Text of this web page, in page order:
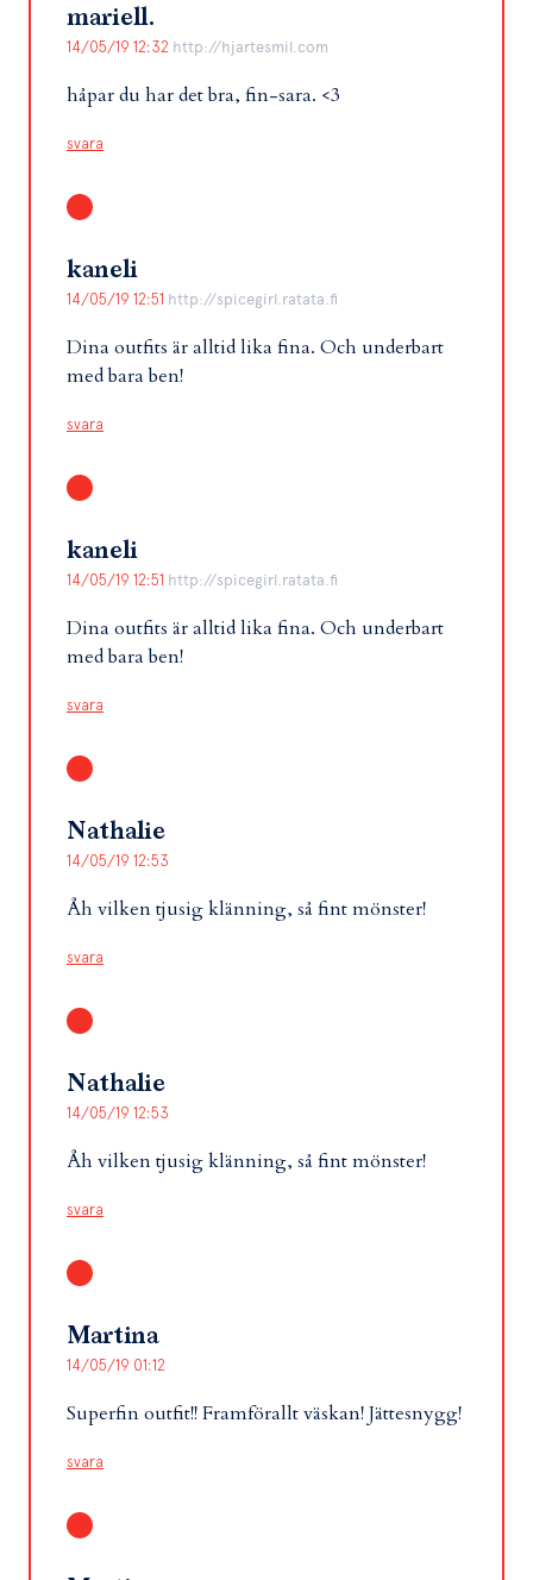
mariell.
14/05/19 12:32 http://hjartesmil.com
håpar du har det bra, fin-sara. <3
svara
kaneli
14/05/19 12:51 http://spicegirl.ratata.fi
Dina outfits är alltid lika fina. Och underbart
med bara ben!
svara
kaneli
14/05/19 12:51 http://spicegirl.ratata.fi
Dina outfits är alltid lika fina. Och underbart
med bara ben!
svara
Nathalie
14/05/19 12:53
Åh vilken tjusig klänning, så fint mönster!
svara
Nathalie
14/05/19 12:53
Åh vilken tjusig klänning, så fint mönster!
svara
Martina
14/05/19 01:12
Superfin outfit!! Framförallt väskan! Jättesnygg!
svara